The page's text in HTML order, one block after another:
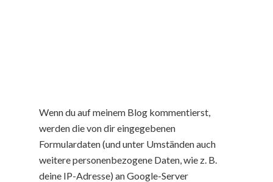
Wenn du auf meinem Blog kommentierst,
werden die von dir eingegebenen
Formulardaten (und unter Umständen auch
weitere personenbezogene Daten, wie z. B.
deine IP-Adresse) an Google-Server